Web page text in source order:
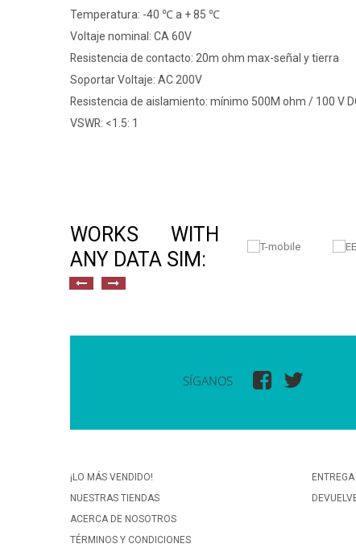
Temperatura: -40 ℃ a + 85 ℃
Voltaje nominal: CA 60V
Resistencia de contacto: 20m ohm max-señal y tierra
Soportar Voltaje: AC 200V
Resistencia de aislamiento: mínimo 500M ohm / 100 V
VSWR: <1.5: 1
WORKS WITH
ANY DATA SIM:
SÍGANOS
¡LO MÁS VENDIDO!
NUESTRAS TIENDAS
ACERCA DE NOSOTROS
TÉRMINOS Y CONDICIONES
ENTREGA